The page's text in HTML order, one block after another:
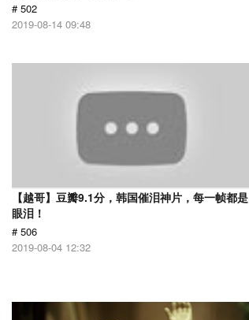
# 502
2019-08-14 09:48
【越哥】豆瓣9.1分，韩国催泪神片，每一帧都是
眼泪！
# 506
2019-08-04 12:32